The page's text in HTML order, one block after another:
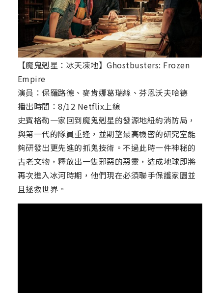
【魔鬼剋星：冰天凍地】Ghostbusters: Frozen
Empire
演員：保羅路德、麥肯娜葛瑞絲、芬恩沃夫哈德
播出時間：8/12 Netflix上線
史賓格勒一家回到魔鬼剋星的發源地紐約消防局，
與第一代的隊員重逢，並期望最高機密的研究室能
夠研發出更先進的抓鬼技術。不過此時一件神秘的
古老文物，釋放出一隻邪惡的惡靈，造成地球即將
再次進入冰河時期，他們現在必須聯手保護家園並
且拯救世界。